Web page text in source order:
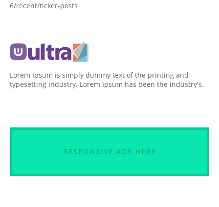
6/recent/ticker-posts
Lorem Ipsum is simply dummy text of the printing and
typesetting industry. Lorem Ipsum has been the industry's.
RESPONSIVE ADS HERE